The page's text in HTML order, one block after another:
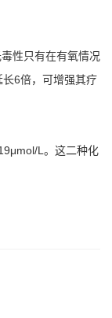
性只有在有氧情况
6倍，可增强其疗
L。这二种化